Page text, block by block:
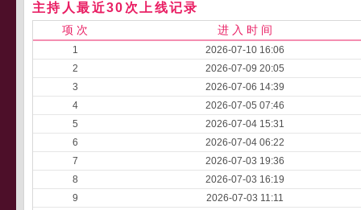
主持人最近30次上线记录
项 次 进 入 时 间
1
2026-07-10 16:06
2
2026-07-09 20:05
3
2026-07-06 14:39
4
2026-07-05 07:46
5
2026-07-04 15:31
6
2026-07-04 06:22
7
2026-07-03 19:36
8
2026-07-03 16:19
9
2026-07-03 11:11